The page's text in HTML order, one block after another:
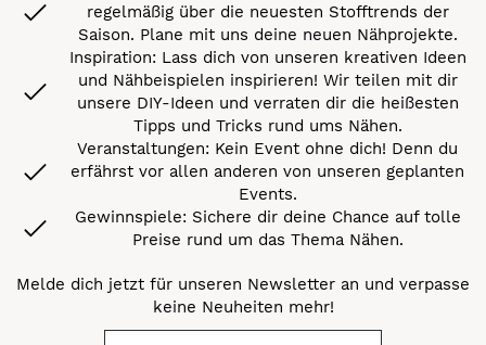
regelmäßig über die neuesten Stofftrends der
Saison. Plane mit uns deine neuen Nähprojekte.
Inspiration: Lass dich von unseren kreativen Ideen
und Nähbeispielen inspirieren! Wir teilen mit dir
unsere DIY-Ideen und verraten dir die heißesten
Tipps und Tricks rund ums Nähen.
Veranstaltungen: Kein Event ohne dich! Denn du
erfährst vor allen anderen von unseren geplanten
Events.
Gewinnspiele: Sichere dir deine Chance auf tolle
Preise rund um das Thema Nähen.
Melde dich jetzt für unseren Newsletter an und verpasse
keine Neuheiten mehr!